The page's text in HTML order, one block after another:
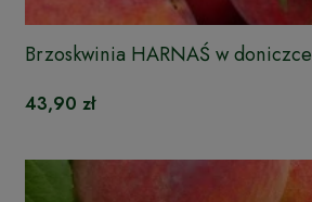
Brzoskwinia HARNAŚ w doniczce
43,90 zł